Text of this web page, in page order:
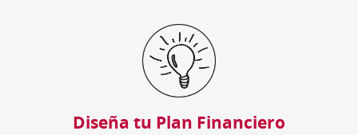
Diseña tu Plan Financiero